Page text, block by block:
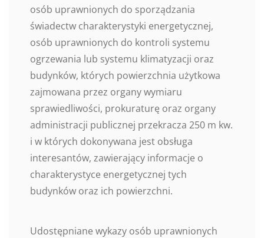
osób uprawnionych do sporządzania
świadectw charakterystyki energetycznej,
osób uprawnionych do kontroli systemu
ogrzewania lub systemu klimatyzacji oraz
budynków, których powierzchnia użytkowa
zajmowana przez organy wymiaru
sprawiedliwości, prokuraturę oraz organy
administracji publicznej przekracza 250 m kw.
i w których dokonywana jest obsługa
interesantów, zawierający informacje o
charakterystyce energetycznej tych
budynków oraz ich powierzchni.
Udostępniane wykazy osób uprawnionych